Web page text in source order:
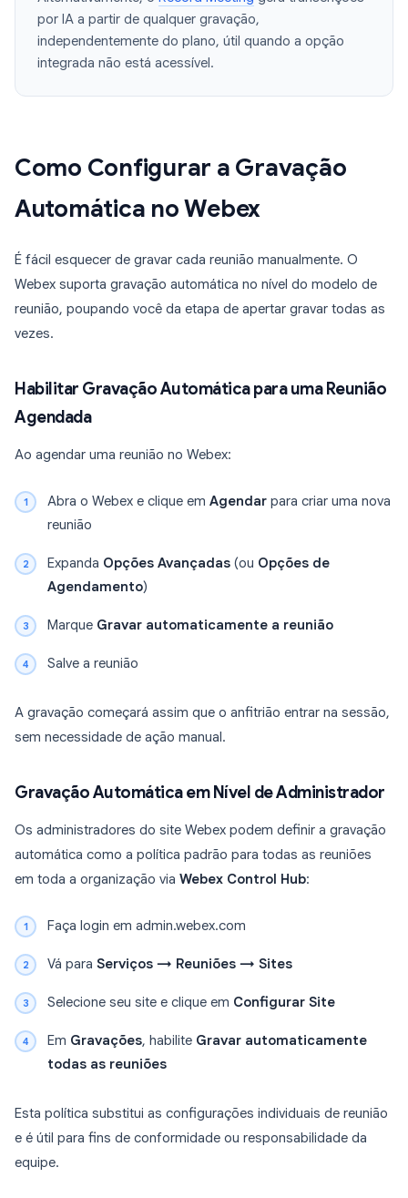
por IA a partir de qualquer gravação,
independentemente do plano, útil quando a opção
integrada não está acessível.
Como Configurar a Gravação
Automática no Webex
É fácil esquecer de gravar cada reunião manualmente. O
Webex suporta gravação automática no nível do modelo de
reunião, poupando você da etapa de apertar gravar todas as
vezes.
Habilitar Gravação Automática para uma Reunião
Agendada
Ao agendar uma reunião no Webex:
Abra o Webex e clique em Agendar para criar uma nova
reunião
Expanda Opções Avançadas (ou Opções de
Agendamento)
Marque Gravar automaticamente a reunião
Salve a reunião
A gravação começará assim que o anfitrião entrar na sessão,
sem necessidade de ação manual.
Gravação Automática em Nível de Administrador
Os administradores do site Webex podem definir a gravação
automática como a política padrão para todas as reuniões
em toda a organização via Webex Control Hub:
Faça login em admin.webex.com
Vá para Serviços → Reuniões → Sites
Selecione seu site e clique em Configurar Site
Em Gravações, habilite Gravar automaticamente
todas as reuniões
Esta política substitui as configurações individuais de reunião
e é útil para fins de conformidade ou responsabilidade da
equipe.